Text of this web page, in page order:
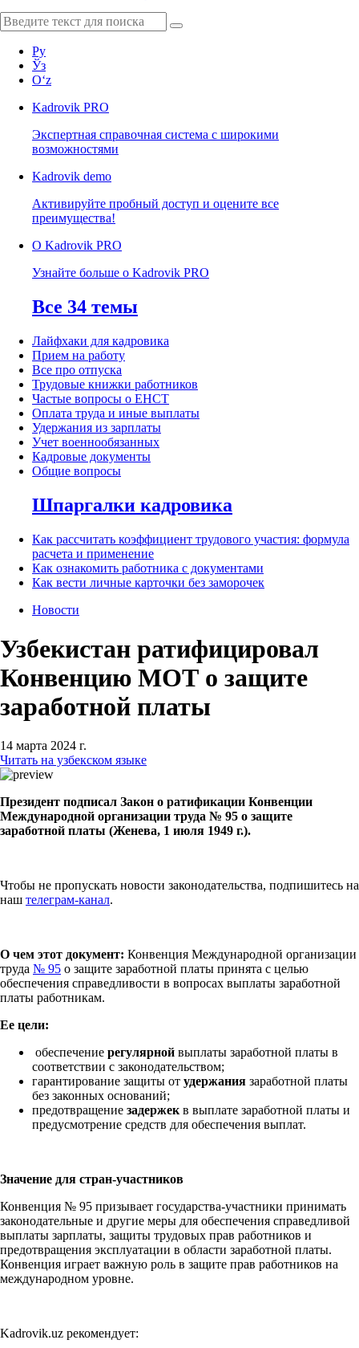
Ру
Ўз
Oʻz
Kadrovik PRO
Экспертная справочная система с широкими
возможностями
Kadrovik demo
Активируйте пробный доступ и оцените все
преимущества!
О Kadrovik PRO
Узнайте больше о Kadrovik PRO
Все 34 темы
Лайфхаки для кадровика
Прием на работу
Все про отпуска
Трудовые книжки работников
Частые вопросы о ЕНСТ
Оплата труда и иные выплаты
Удержания из зарплаты
Учет военнообязанных
Кадровые документы
Общие вопросы
Шпаргалки кадровика
Как рассчитать коэффициент трудового участия: формула
расчета и применение
Как ознакомить работника с документами
Как вести личные карточки без заморочек
Новости
Узбекистан ратифицировал
Конвенцию МОТ о защите
заработной платы
14 марта 2024 г.
Читать на узбекском языке
Президент подписал Закон о ратификации Конвенции
Международной организации труда № 95 о защите
заработной платы (Женева, 1 июля 1949 г.).
Чтобы не пропускать новости законодательства, подпишитесь на
наш телеграм-канал.
О чем этот документ: Конвенция Международной организации
труда № 95 о защите заработной платы принята с целью
обеспечения справедливости в вопросах выплаты заработной
платы работникам.
Ее цели:
обеспечение регулярной выплаты заработной платы в
соответствии с законодательством;
гарантирование защиты от удержания заработной платы
без законных оснований;
предотвращение задержек в выплате заработной платы и
предусмотрение средств для обеспечения выплат.
Значение для стран-участников
Конвенция № 95 призывает государства-участники принимать
законодательные и другие меры для обеспечения справедливой
выплаты зарплаты, защиты трудовых прав работников и
предотвращения эксплуатации в области заработной платы.
Конвенция играет важную роль в защите прав работников на
международном уровне.
Kadrovik.uz рекомендует: